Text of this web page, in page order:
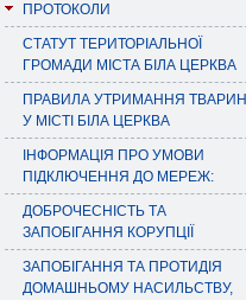
ПРОТОКОЛИ
СТАТУТ ТЕРИТОРІАЛЬНОЇ
ГРОМАДИ МІСТА БІЛА ЦЕРКВА
ПРАВИЛА УТРИМАННЯ ТВАРИН
У МІСТІ БІЛА ЦЕРКВА
ІНФОРМАЦІЯ ПРО УМОВИ
ПІДКЛЮЧЕННЯ ДО МЕРЕЖ:
ДОБРОЧЕСНІСТЬ ТА
ЗАПОБІГАННЯ КОРУПЦІЇ
ЗАПОБІГАННЯ ТА ПРОТИДІЯ
ДОМАШНЬОМУ НАСИЛЬСТВУ,